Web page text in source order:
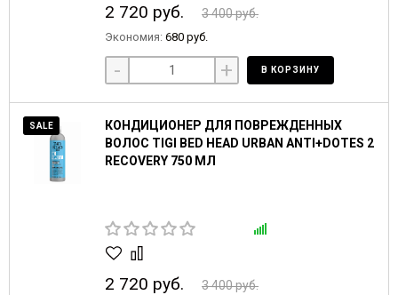
2 720 руб. 3 400 руб.
Экономия: 680 руб.
- + В КОРЗИНУ
SALE
КОНДИЦИОНЕР ДЛЯ ПОВРЕЖДЕННЫХ
ВОЛОС TIGI BED HEAD URBAN ANTI+DOTES 2
RECOVERY 750 МЛ
2 720 руб. 3 400 руб.